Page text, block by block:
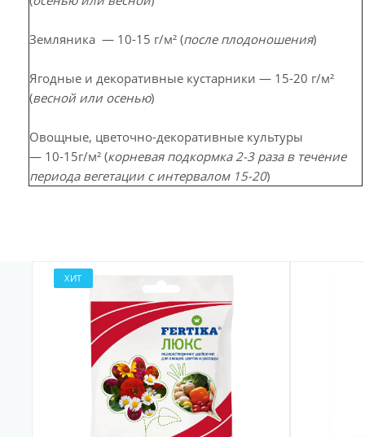
Земляника — 10-15 г/м² (после плодоношения)
Ягодные и декоративные кустарники — 15-20 г/м²
(весной или осенью)
Овощные, цветочно-декоративные культуры
— 10-15г/м² (корневая подкормка 2-3 раза в течение
периода вегетации с интервалом 15-20)
ХИТ